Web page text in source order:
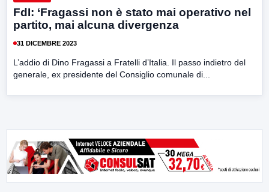
FdI: ‘Fragassi non è stato mai operativo nel
partito, mai alcuna divergenza
31 DICEMBRE 2023
L’addio di Dino Fragassi a Fratelli d’Italia. Il passo indietro del
generale, ex presidente del Consiglio comunale di...